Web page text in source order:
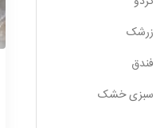
زرشک
فندق
سبزی خشک